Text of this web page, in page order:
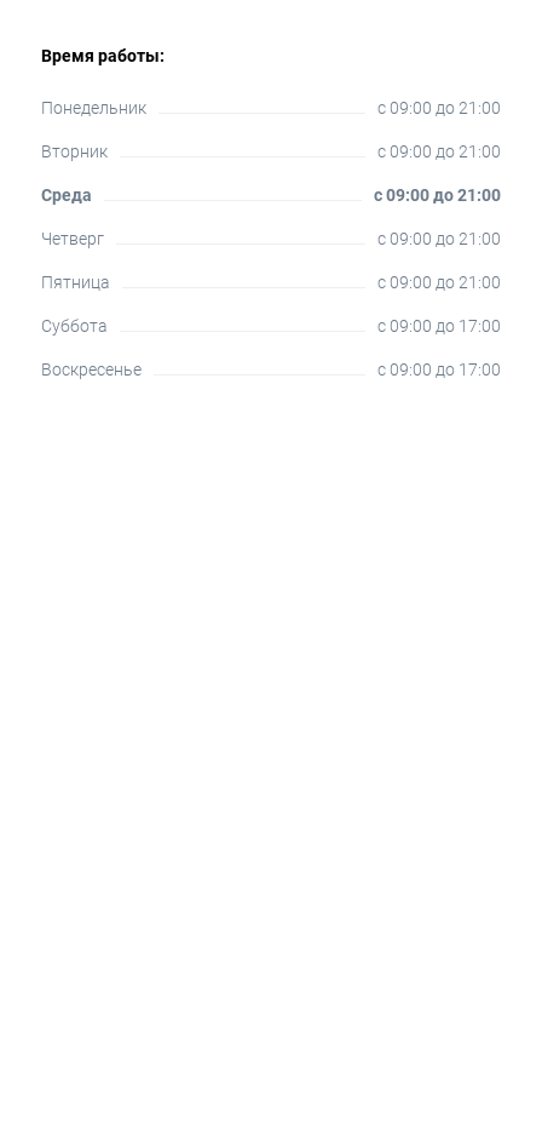
Время работы:
Понедельник c 09:00 до 21:00
Вторник c 09:00 до 21:00
Среда c 09:00 до 21:00
Четверг c 09:00 до 21:00
Пятница c 09:00 до 21:00
Суббота c 09:00 до 17:00
Воскресенье c 09:00 до 17:00